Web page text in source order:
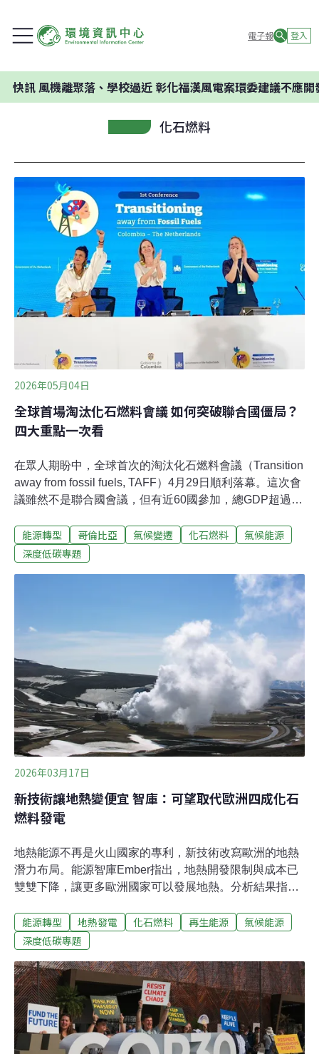
電子報 登入
離聚落、學校過近 彰化福漢風電案環委建議不應開發
化石燃料
2026年05月04日
全球首場淘汰化石燃料會議 如何突破聯合國僵局？
四大重點一次看
在眾人期盼中，全球首次的淘汰化石燃料會議（Transition
away from fossil fuels, TAFF）4月29日順利落幕。這次會
議雖然不是聯合國會議，但有近60國參加，總GDP超過全
氣氛更為熱絡、開放，讓卡關多年的淘汰化石燃料談判邁
向行動的一頁。會中，法國、哥倫比亞等國提出自願淘汰
家排除法律、資金障礙，制定出可行的路線圖。一、從
「要不要淘汰」到「如何行動」國際氣候談判數年，減碳
協議屢屢受阻，去年依舊無法達成淘汰化石燃料路線圖。
失望的情緒催生聯合國架構外的會議，首屆的淘汰化石燃
料大會4月24～29日在哥倫比亞聖馬塔（Santa Marta）登
場，由哥倫比亞與荷蘭共同主辦。
能源轉型 哥倫比亞 氣候變遷 化石燃料
氣候能源
深度低碳專題
2026年03月17日
新技術讓地熱變便宜 智庫：可望取代歐洲四成化石
燃料發電
地熱能源不再是火山國家的專利，新技術改寫歐洲的地熱
潛力布局。能源智庫Ember指出，地熱開發限制與成本已
雙雙下降，讓更多歐洲國家可以發展地熱。分析結果指
發，可取代四成的燃煤與燃氣發電，成為歐洲發展重工業
與資料中心的助力。新技術助陣 開發限制大鬆綁傳統型的
有充足的熱源、大量的流體、高滲透性的岩層結構等三大
條件，才有機會開發。因開發限制多，成本高，早期歐洲
僅冰島、義大利的托斯塔尼等地區才有地熱電廠。但是，
新一代的地熱技術正在改變這一點。現在，岩層結構缺乏
滲透性的地區，可評估運用增強型地熱系統（Enhanced
能源轉型 地熱發電 化石燃料 再生能源
氣候能源
深度低碳專題